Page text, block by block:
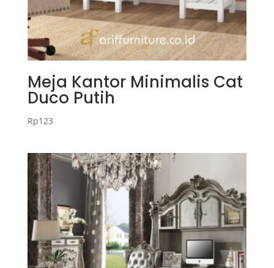
Meja Kantor Minimalis Cat
Duco Putih
Rp123